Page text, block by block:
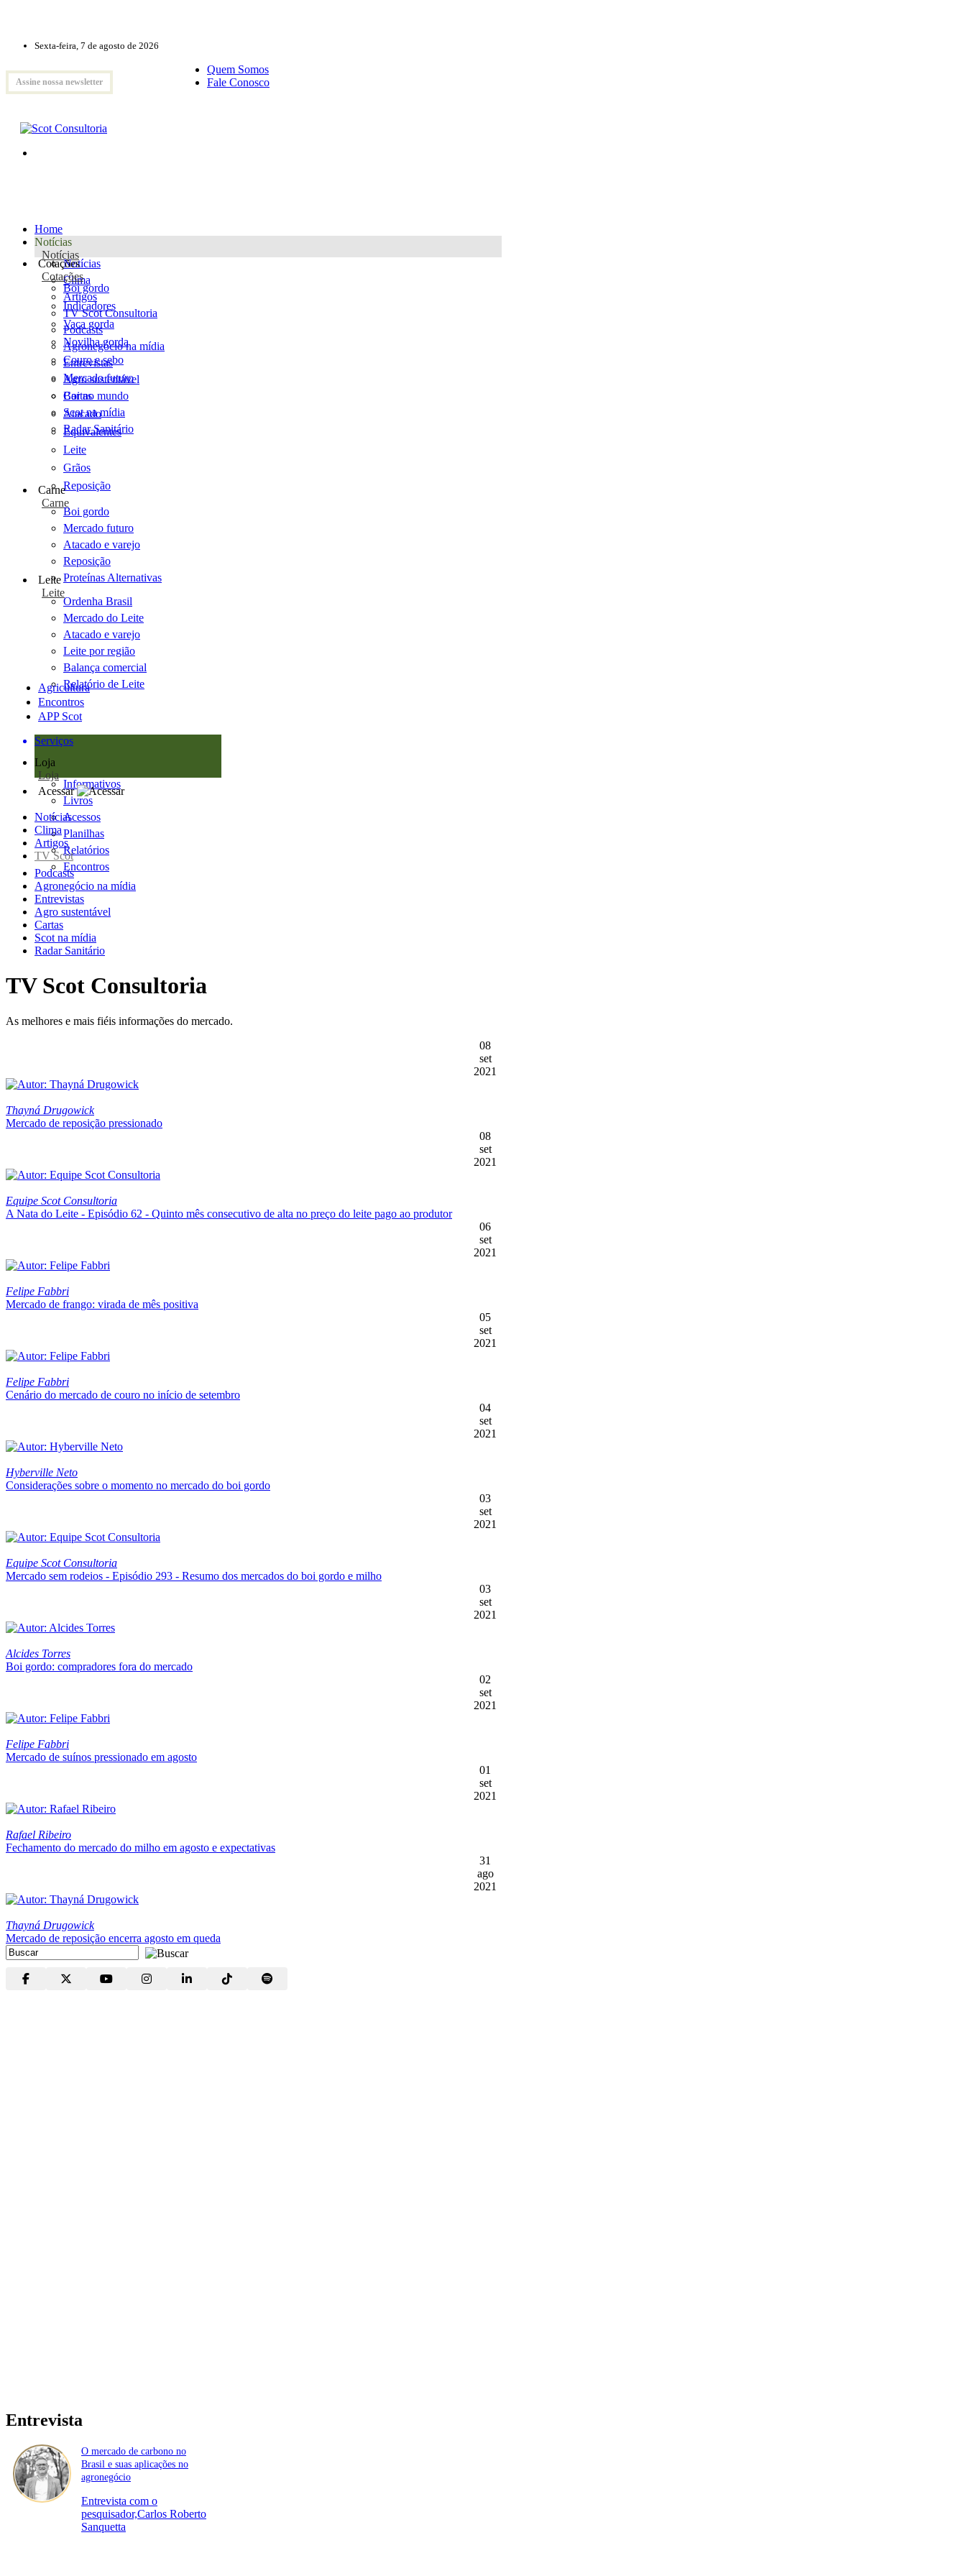
Sexta-feira, 7 de agosto de 2026
Assine nossa newsletter
Quem Somos
Fale Conosco
Home
Notícias
Notícias
Notícias
Clima
Artigos
TV Scot Consultoria
Podcasts
Agronegócio na mídia
Entrevistas
Agro sustentável
Cartas
Scot na mídia
Radar Sanitário
Cotações
Cotações
Boi gordo
Indicadores
Vaca gorda
Novilha gorda
Couro e sebo
Mercado futuro
Boi no mundo
Atacado
Equivalentes
Leite
Grãos
Reposição
Carne
Carne
Boi gordo
Mercado futuro
Atacado e varejo
Reposição
Proteínas Alternativas
Leite
Leite
Ordenha Brasil
Mercado do Leite
Atacado e varejo
Leite por região
Balança comercial
Relatório de Leite
Agricultura
Encontros
APP Scot
Serviços
Loja
Loja
Informativos
Livros
Acessos
Planilhas
Relatórios
Encontros
Acessar
Notícias
Clima
Artigos
TV Scot
Podcasts
Agronegócio na mídia
Entrevistas
Agro sustentável
Cartas
Scot na mídia
Radar Sanitário
TV Scot Consultoria
As melhores e mais fiéis informações do mercado.
08
set
2021
Thayná Drugowick
Mercado de reposição pressionado
08
set
2021
Equipe Scot Consultoria
A Nata do Leite - Episódio 62 - Quinto mês consecutivo de alta no preço do leite pago ao produtor
06
set
2021
Felipe Fabbri
Mercado de frango: virada de mês positiva
05
set
2021
Felipe Fabbri
Cenário do mercado de couro no início de setembro
04
set
2021
Hyberville Neto
Considerações sobre o momento no mercado do boi gordo
03
set
2021
Equipe Scot Consultoria
Mercado sem rodeios - Episódio 293 - Resumo dos mercados do boi gordo e milho
03
set
2021
Alcides Torres
Boi gordo: compradores fora do mercado
02
set
2021
Felipe Fabbri
Mercado de suínos pressionado em agosto
01
set
2021
Rafael Ribeiro
Fechamento do mercado do milho em agosto e expectativas
31
ago
2021
Thayná Drugowick
Mercado de reposição encerra agosto em queda
Entrevista
O mercado de carbono no
Brasil e suas aplicações no
agronegócio
Entrevista com o
pesquisador,Carlos Roberto
Sanquetta